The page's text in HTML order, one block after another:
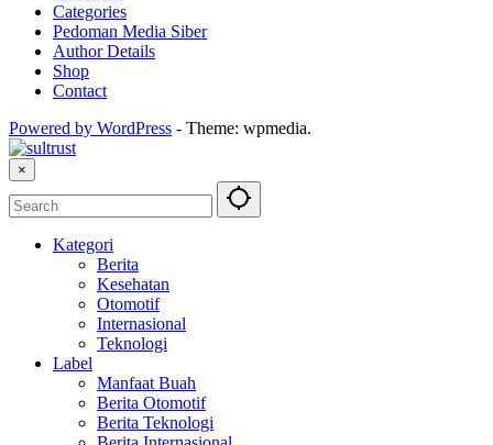
Categories
Pedoman Media Siber
Author Details
Shop
Contact
Powered by WordPress - Theme: wpmedia.
×
Kategori
Berita
Kesehatan
Otomotif
Internasional
Teknologi
Label
Manfaat Buah
Berita Otomotif
Berita Teknologi